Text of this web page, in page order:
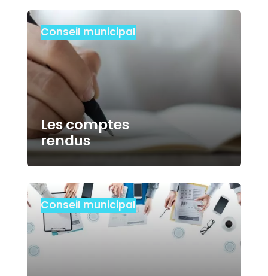
Conseil municipal
Les comptes
rendus
Conseil municipal